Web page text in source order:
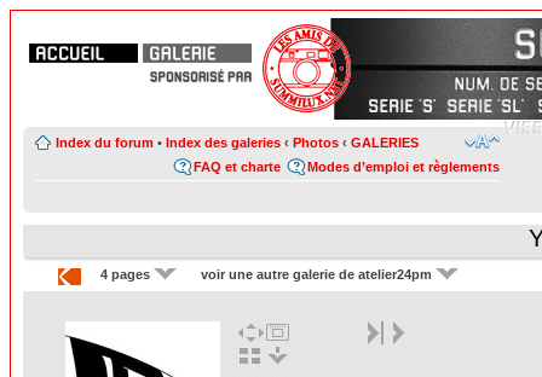
Index du forum • Index des galeries ‹ Photos ‹ GALERIES
Modes d’emploi et règlements
FAQ et charte
4 pages voir une autre galerie de atelier24pm